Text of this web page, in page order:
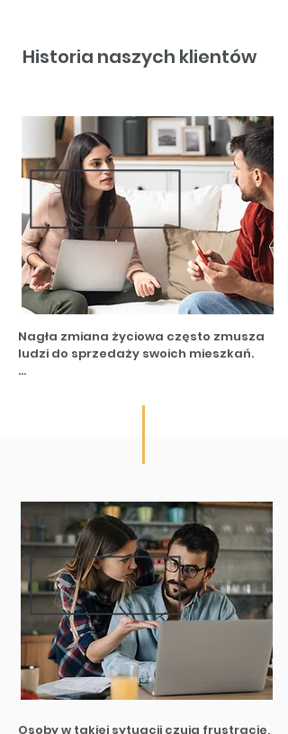
Historia naszych klientów
Nagła zmiana życiowa często zmusza
ludzi do sprzedaży swoich mieszkań.
potrzeby finansowe, sytuacja rodzinna,
solidnego planu i presja czasu
wywołują spory niepokój.
Jednak to jeszcze nie powód, żeby się
poddać
i sprzedać swoje mieszkanie po
zaniżonej cenie, by mieć ten temat z
głowy.
Osoby w takiej sytuacji czują frustrację,